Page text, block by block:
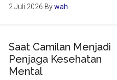
2 Juli 2026 Bywah
Saat Camilan Menjadi
Penjaga Kesehatan
Mental